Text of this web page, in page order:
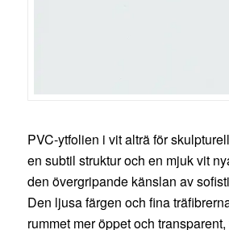
PVC-ytfolien i vit alträ för
en subtil struktur och en mjuk vit
den övergripande känslan av
Den ljusa färgen och fina
rummet mer öppet och